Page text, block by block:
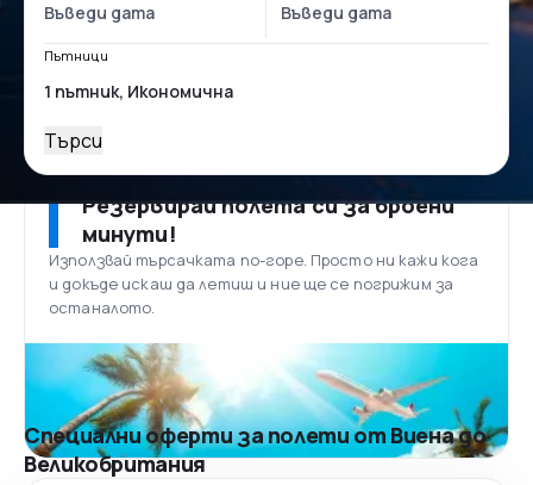
Пътници
Търси
Резервирай полета си за броени
минути!
Използвай търсачката по-горе. Просто ни кажи кога
и докъде искаш да летиш и ние ще се погрижим за
останалото.
Специални оферти за полети от Виена до
Великобритания